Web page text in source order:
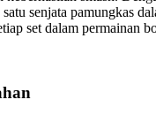
senjata pamungkas
set dalam permainan